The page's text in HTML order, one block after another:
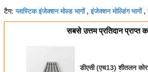
टैग:प्लास्टिक इंजेक्शन मोल्ड भागों,इंजेक्शन मोल्डिंग भागों,
सबसे उत्तम प्रतिदान प्राप्त
डीएसी (एच13) शीतलन